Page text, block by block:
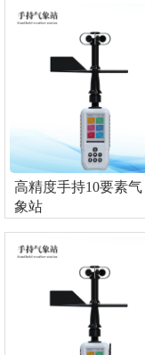
高精度手持10要素气
象站